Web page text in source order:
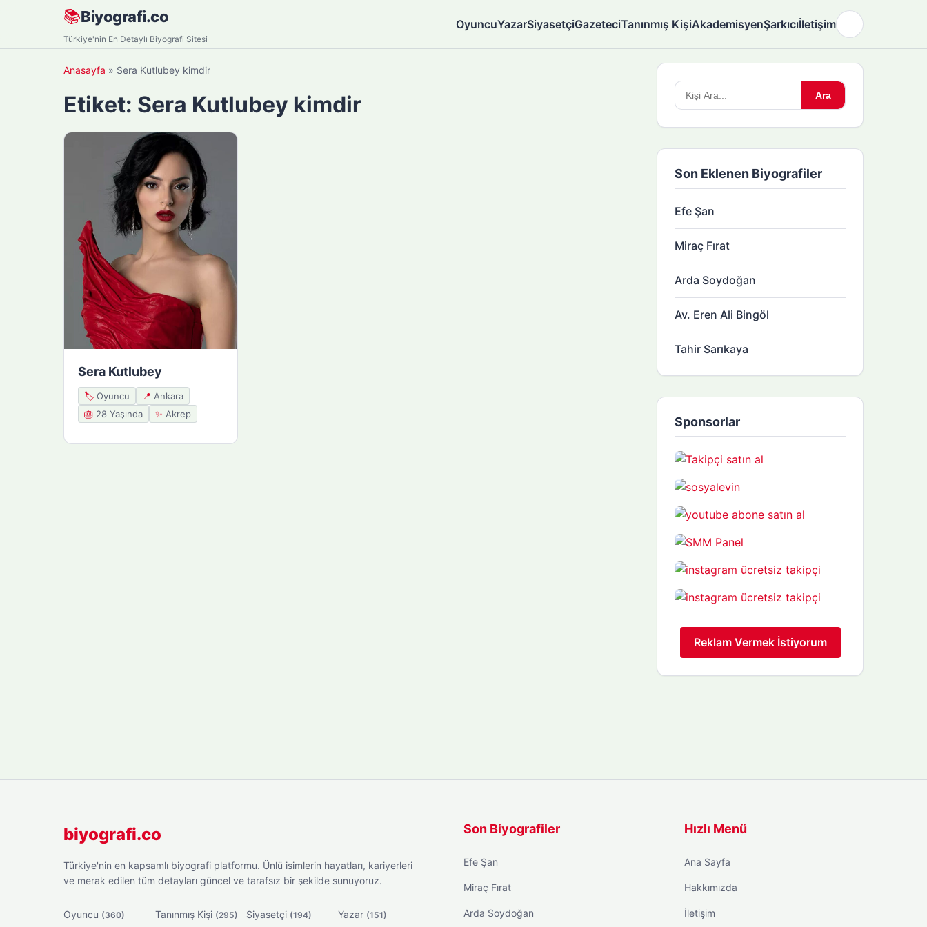
📚Biyografi.co
Türkiye'nin En Detaylı Biyografi Sitesi
OyuncuYazarSiyasetçiGazeteciTanınmış KişiAkademisyenŞarkıcıİletişim
Anasayfa » Sera Kutlubey kimdir
Etiket: Sera Kutlubey kimdir
Sera Kutlubey
🏷️ Oyuncu 📍 Ankara
🎂 28 Yaşında ✨ Akrep
Arama
yapın:
Ara
Son Eklenen Biyografiler
Efe Şan
Miraç Fırat
Arda Soydoğan
Av. Eren Ali Bingöl
Tahir Sarıkaya
Sponsorlar
Reklam Vermek İstiyorum
biyografi.co
Türkiye'nin en kapsamlı biyografi platformu. Ünlü isimlerin hayatları, kariyerleri
ve merak edilen tüm detayları güncel ve tarafsız bir şekilde sunuyoruz.
Oyuncu (360) Tanınmış Kişi (295) Siyasetçi (194) Yazar (151)
Son Biyografiler
Efe Şan
Miraç Fırat
Arda Soydoğan
Hızlı Menü
Ana Sayfa
Hakkımızda
İletişim